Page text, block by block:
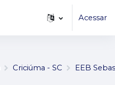
Acessar
Criciúma - SC EEB